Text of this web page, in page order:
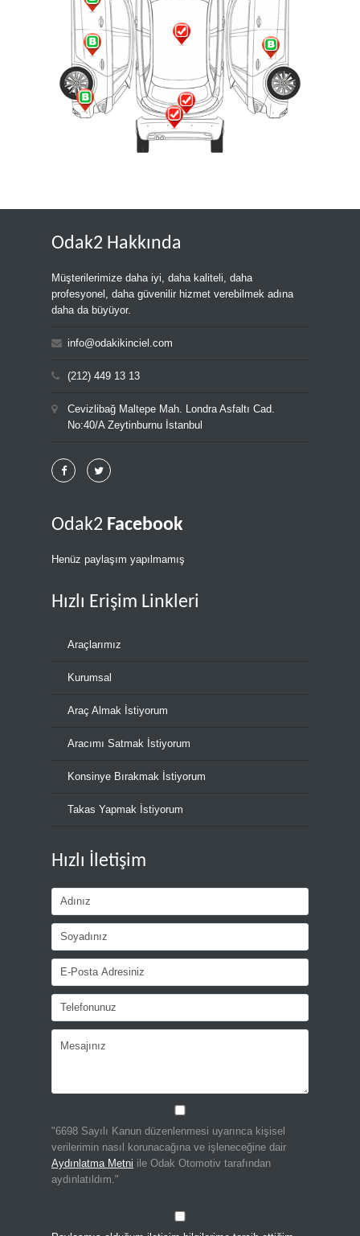
Odak2 Hakkında
Müşterilerimize daha iyi, daha kaliteli, daha
profesyonel, daha güvenilir hizmet verebilmek adına
daha da büyüyor.
info@odakikinciel.com
(212) 449 13 13
Cevizlibağ Maltepe Mah. Londra Asfaltı Cad.
No:40/A Zeytinburnu İstanbul
Odak2 Facebook
Henüz paylaşım yapılmamış
Hızlı Erişim Linkleri
Araçlarımız
Kurumsal
Araç Almak İstiyorum
Aracımı Satmak İstiyorum
Konsinye Bırakmak İstiyorum
Takas Yapmak İstiyorum
Hızlı İletişim
"6698 Sayılı Kanun düzenlenmesi uyarınca kişisel
verilerimin nasıl korunacağına ve işleneceğine dair
Aydınlatma Metni ile Odak Otomotiv tarafından
aydınlatıldım."